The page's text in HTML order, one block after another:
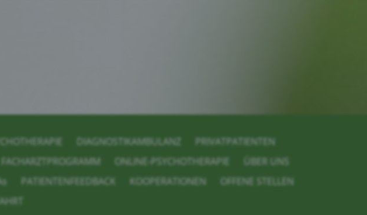
DIAGNOSTIKAMBULANZ
PRIVATPATIENTEN
FACHARZTPROGRAMM ONLINE-PSYCHOTHERAPIE
ÜBER UNS
PATIENTENFEEDBACK KOOPERATIONEN
OFFENE STELLEN